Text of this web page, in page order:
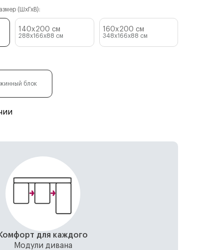
(ШхГхВ):
140x200 см
288x166x88 см
160x200 см
348x166x88 см
блок
Комфорт для каждого
Модули дивана